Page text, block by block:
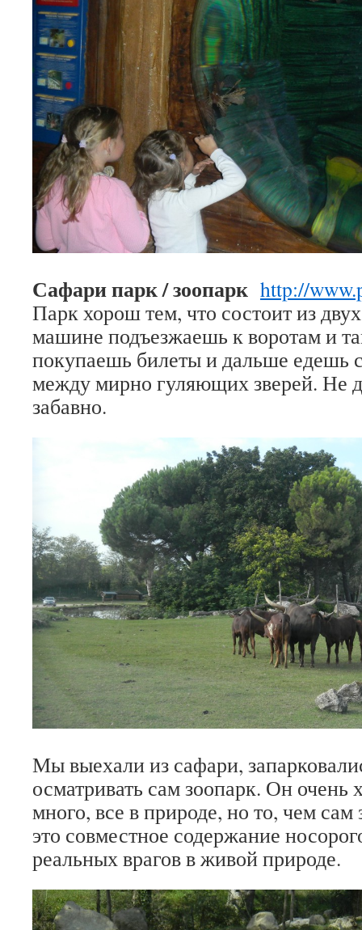
Сафари парк / зоопарк http://
Парк хорош тем, что состоит из
машине подъезжаешь к воротам и
покупаешь билеты и дальше едешь
между мирно гуляющих зверей. Не
забавно.
Мы выехали из сафари,
осматривать сам зоопарк. Он очень
много, все в природе, но то, чем
это совместное содержание
реальных врагов в живой природе.